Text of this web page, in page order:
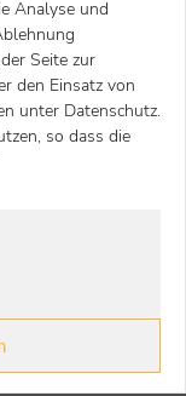
Analyse und
Seite zur
den Einsatz von
unter Datenschutz.
so dass die